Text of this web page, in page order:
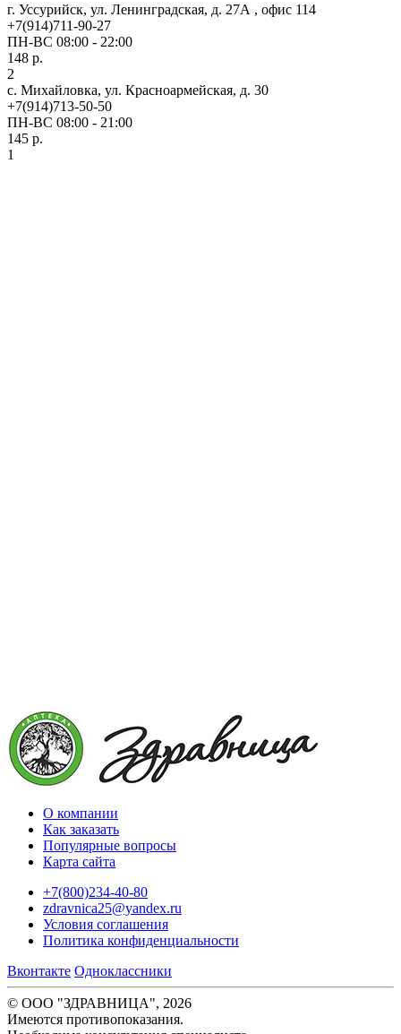
г. Уссурийск, ул. Ленинградская, д. 27А , офис 114
+7(914)711-90-27
ПН-ВС 08:00 - 22:00
148 р.
2
с. Михайловка, ул. Красноармейская, д. 30
+7(914)713-50-50
ПН-ВС 08:00 - 21:00
145 р.
1
О компании
Как заказать
Популярные вопросы
Карта сайта
+7(800)234-40-80
zdravnica25@yandex.ru
Условия соглашения
Политика конфиденциальности
Вконтакте Одноклассники
© ООО "ЗДРАВНИЦА", 2026
Имеются противопоказания.